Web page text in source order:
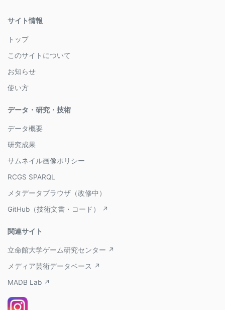
サイト情報
トップ
このサイトについて
お知らせ
使い方
データ・研究・技術
データ概要
研究成果
サムネイル画像ポリシー
RCGS SPARQL
メタデータブラウザ（改修中）
GitHub（技術文書・コード） ↗
関連サイト
立命館大学ゲーム研究センター ↗
メディア芸術データベース ↗
MADB Lab ↗